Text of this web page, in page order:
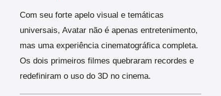
Com seu forte apelo visual e temáticas
universais, Avatar não é apenas entretenimento,
mas uma experiência cinematográfica completa.
Os dois primeiros filmes quebraram recordes e
redefiniram o uso do 3D no cinema.